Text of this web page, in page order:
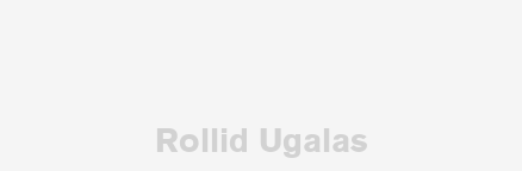
Rollid Ugalas